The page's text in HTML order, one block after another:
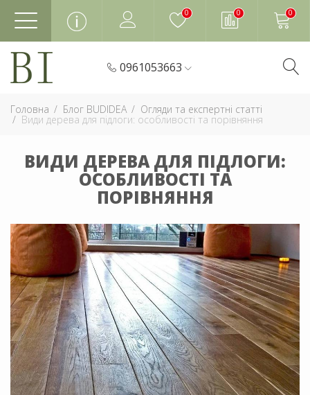
0 0 0
0961053663
Головна Блог BUDIDEA Огляди та експертні статті
Види дерева для підлоги: особливості та порівняння
ВИДИ ДЕРЕВА ДЛЯ ПІДЛОГИ:
ОСОБЛИВОСТІ ТА
ПОРІВНЯННЯ